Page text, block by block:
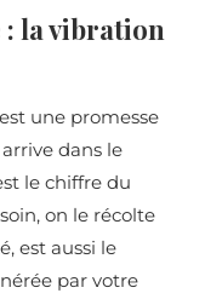
la vibration
une promesse
dans le
le chiffre du
on le récolte
est aussi le
par votre